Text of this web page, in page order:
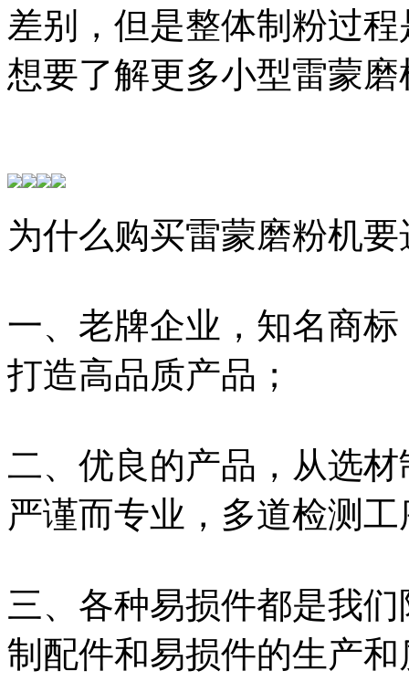
差别，但是整体制粉过
想要了解更多小型雷蒙
为什么购买雷蒙磨粉机
一、老牌企业，知名商
打造高品质产品；
二、优良的产品，从选
严谨而专业，多道检测
三、各种易损件都是我
制配件和易损件的生产和